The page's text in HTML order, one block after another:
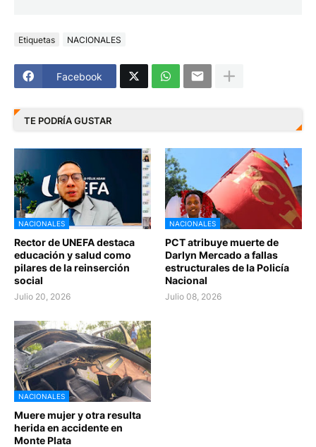
Etiquetas NACIONALES
Facebook
TE PODRÍA GUSTAR
NACIONALES
Rector de UNEFA destaca
educación y salud como
pilares de la reinserción
social
Julio 20, 2026
NACIONALES
PCT atribuye muerte de
Darlyn Mercado a fallas
estructurales de la Policía
Nacional
Julio 08, 2026
NACIONALES
Muere mujer y otra resulta
herida en accidente en
Monte Plata